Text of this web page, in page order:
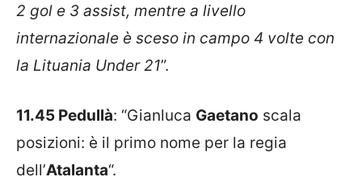
2 gol e 3 assist, mentre a livello
internazionale è sceso in campo 4 volte con
la Lituania Under 21”.
11.45 Pedullà: “Gianluca Gaetano scala
posizioni: è il primo nome per la regia
dell’Atalanta“.